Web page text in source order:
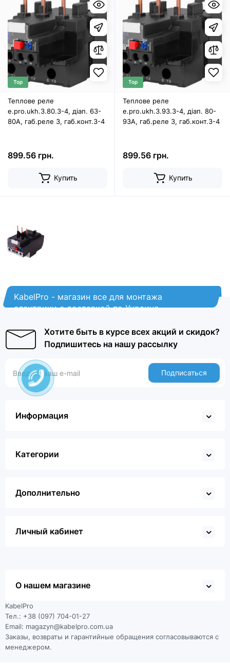
Top
Теплове реле
e.pro.ukh.3.80.3-4, діап. 63-
80А, габ.реле 3, габ.конт.3-4
899.56 грн.
Купить
Top
Теплове реле
e.pro.ukh.3.93.3-4, діап. 80-
93А, габ.реле 3, габ.конт.3-4
899.56 грн.
Купить
KabelPro - магазин все для монтажа
електрики с доставкой по Украине
Хотите быть в курсе всех акций и скидок?
Подпишитесь на нашу рассылку
Подписаться
Информация
Категории
Дополнительно
Личный кабинет
О нашем магазине
KabelPro
Тел.: +38 (097) 704-01-27
Email: magazyn@kabelpro.com.ua
Заказы, возвраты и гарантийные обращения согласовываются с
менеджером.